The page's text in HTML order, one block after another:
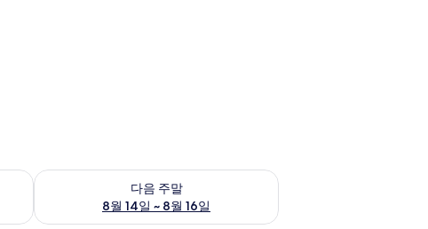
일 ~ 8월 9일
다음 주말
8월 14일 ~ 8월 16일
다음 주말 예약 가능 여부 확인, 8월 14일 ~ 8월 16일